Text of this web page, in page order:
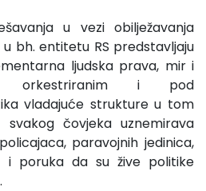
u vezi obilježavanja
bh. entitetu RS predstavljaju
ljudska prava, mir i
orkestriranim i pod
vladajuće strukture u tom
čovjeka uznemirava
paravojnih jedinica,
poruka da su žive politike